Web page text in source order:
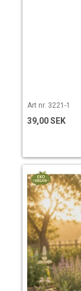
Art nr. 3221-1
39,00 SEK